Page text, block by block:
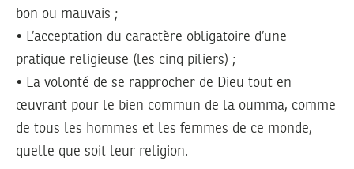
bon ou mauvais ;
• L’acceptation du caractère obligatoire d’une
pratique religieuse (les cinq piliers) ;
• La volonté de se rapprocher de Dieu tout en
œuvrant pour le bien commun de la oumma, comme
de tous les hommes et les femmes de ce monde,
quelle que soit leur religion.